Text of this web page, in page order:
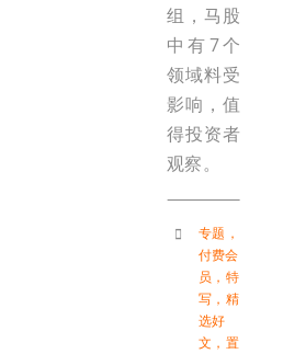
组，马股
中有7个
领域料受
影响，值
得投资者
观察。
专题 ，
付费会
员 ， 特
写 ， 精
选好
文 ， 置